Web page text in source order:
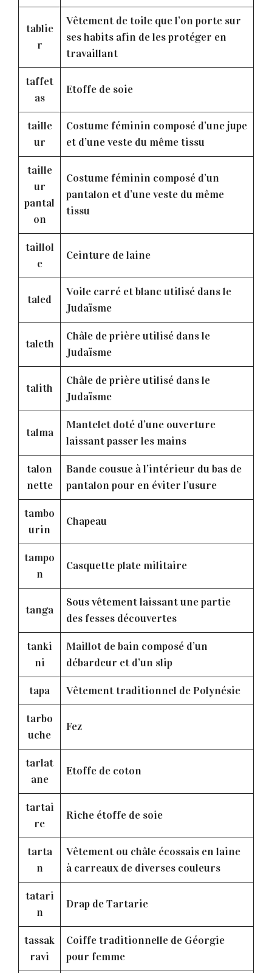
tablie
r
Vêtement de toile que l’on porte sur
ses habits afin de les protéger en
travaillant
taffet
as
Etoffe de soie
taille
ur
Costume féminin composé d’une jupe
et d’une veste du même tissu
taille
ur
pantal
on
Costume féminin composé d’un
pantalon et d’une veste du même
tissu
taillol
e
Ceinture de laine
taled
Voile carré et blanc utilisé dans le
Judaïsme
taleth
Châle de prière utilisé dans le
Judaïsme
talith
Châle de prière utilisé dans le
Judaïsme
talma
Mantelet doté d’une ouverture
laissant passer les mains
talon
nette
Bande cousue à l’intérieur du bas de
pantalon pour en éviter l’usure
tambo
urin
Chapeau
tampo
n
Casquette plate militaire
tanga
Sous vêtement laissant une partie
des fesses découvertes
tanki
ni
Maillot de bain composé d’un
débardeur et d’un slip
tapa Vêtement traditionnel de Polynésie
tarbo
uche
Fez
tarlat
ane
Etoffe de coton
tartai
re
Riche étoffe de soie
tarta
n
Vêtement ou châle écossais en laine
à carreaux de diverses couleurs
tatari
n
Drap de Tartarie
tassak
ravi
Coiffe traditionnelle de Géorgie
pour femme